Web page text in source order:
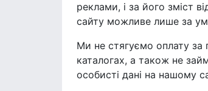
реклами, і за його зміст
сайту можливе лише за
Ми не стягуємо оплату за
каталогах, а також не
особисті дані на нашому